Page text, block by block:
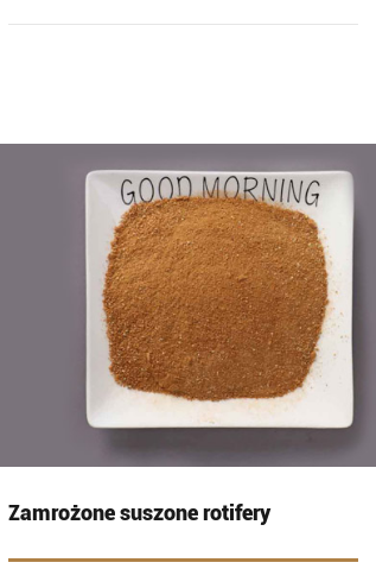
Zamrożone suszone rotifery